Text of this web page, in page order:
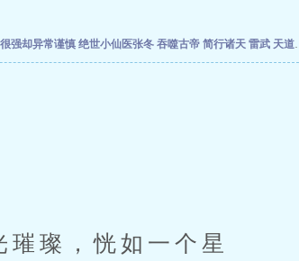
强却异常谨慎 绝世小仙医张冬 吞噬古帝 简行诸天 雷武 天道天骄
璨，恍如一个星